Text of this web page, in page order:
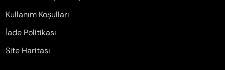
Kullanım Koşulları
İade Politikası
Site Haritası